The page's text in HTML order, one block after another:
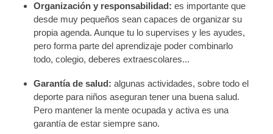
Organización y responsabilidad: es importante que
desde muy pequeños sean capaces de organizar su
propia agenda. Aunque tu lo supervises y les ayudes,
pero forma parte del aprendizaje poder combinarlo
todo, colegio, deberes extraescolares...
Garantía de salud: algunas actividades, sobre todo el
deporte para niños aseguran tener una buena salud.
Pero mantener la mente ocupada y activa es una
garantía de estar siempre sano.